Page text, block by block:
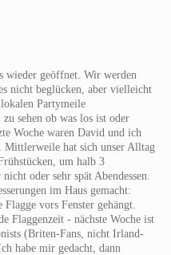
wieder geöffnet. Wir werden
nicht beglücken, aber vielleicht
Partymeile
sehen ob was los ist oder
Woche waren David und ich
hat sich unser Alltag
um halb 3
oder sehr spät Abendessen.
im Haus gemacht:
vors Fenster gehängt.
Flaggenzeit - nächste Woche ist
(Briten-Fans, nicht Irland-
habe mir gedacht, dann